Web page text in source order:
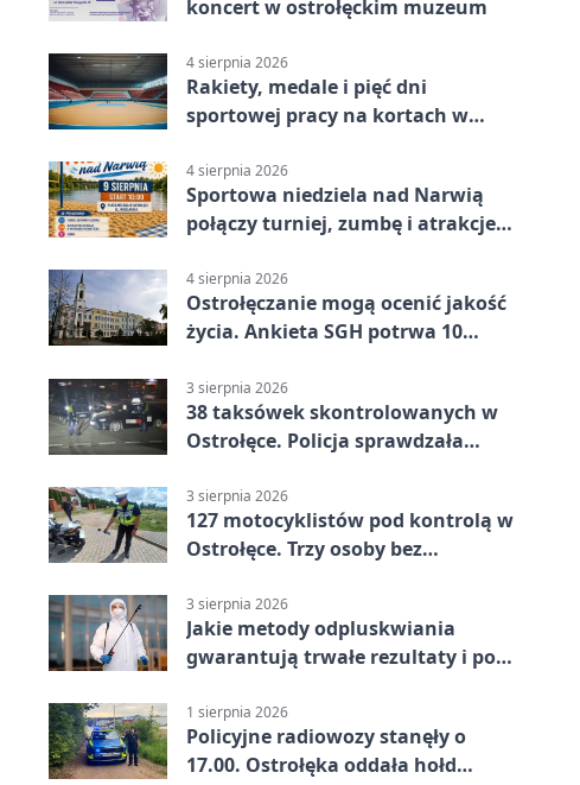
koncert w ostrołęckim muzeum
4 sierpnia 2026
Rakiety, medale i pięć dni
sportowej pracy na kortach w
4 sierpnia 2026
Sportowa niedziela nad Narwią
połączy turniej, zumbę i atrakcje
4 sierpnia 2026
Ostrołęczanie mogą ocenić jakość
życia. Ankieta SGH potrwa 10
3 sierpnia 2026
38 taksówek skontrolowanych w
Ostrołęce. Policja sprawdzała
3 sierpnia 2026
127 motocyklistów pod kontrolą w
Ostrołęce. Trzy osoby bez
3 sierpnia 2026
Jakie metody odpluskwiania
gwarantują trwałe rezultaty i po
wykonawcę?
1 sierpnia 2026
Policyjne radiowozy stanęły o
17.00. Ostrołęka oddała hołd